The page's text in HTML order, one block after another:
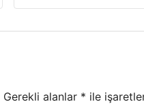
Gerekli alanlar * ile